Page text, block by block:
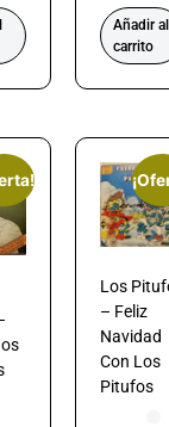
Añadir al
carrito
Los
– Feliz
Navidad
Con Los
Pitufos